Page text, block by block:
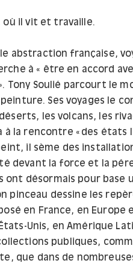
où il vit et travaille.
abstraction française,
à « être en accord
Tony Soulié parcourt le
Ses voyages le
les volcans, les
à la rencontre « des états
il sème des
devant la force et la
ont désormais pour base
pinceau dessine les
en France, en Europe
Unis, en Amérique
publiques,
que dans de